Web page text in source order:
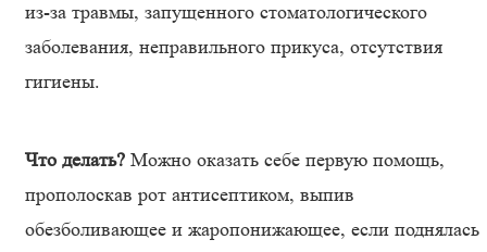
из-за травмы, запущенного стоматологического
заболевания, неправильного прикуса, отсутствия
гигиены.
Что делать? Можно оказать себе первую помощь,
прополоскав рот антисептиком, выпив
обезболивающее и жаропонижающее, если поднялась